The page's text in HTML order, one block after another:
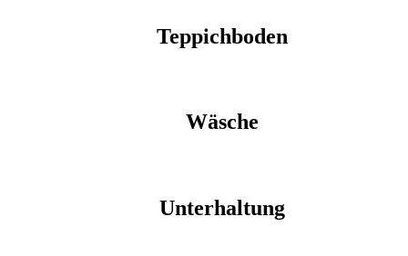
Teppichboden
Wäsche
Unterhaltung